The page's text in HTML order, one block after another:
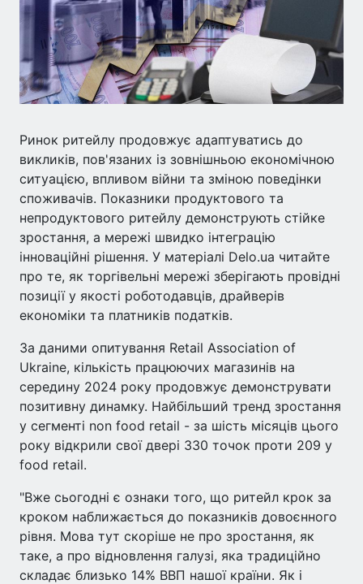
Ринок ритейлу продовжує адаптуватись до
викликів, пов'язаних із зовнішньою економічною
ситуацією, впливом війни та зміною поведінки
споживачів. Показники продуктового та
непродуктового ритейлу демонструють стійке
зростання, а мережі швидко інтеграцію
інноваційні рішення. У матеріалі Delo.ua читайте
про те, як торгівельні мережі зберігають провідні
позиції у якості роботодавців, драйверів
економіки та платників податків.
За даними опитування Retail Association of
Ukraine, кількість працюючих магазинів на
середину 2024 року продовжує демонструвати
позитивну динамку. Найбільший тренд зростання
у сегменті non food retail - за шість місяців цього
року відкрили свої двері 330 точок проти 209 у
food retail.
"Вже сьогодні є ознаки того, що ритейл крок за
кроком наближається до показників довоєнного
рівня. Мова тут скоріше не про зростання, як
таке, а про відновлення галузі, яка традиційно
складає близько 14% ВВП нашої країни. Як і